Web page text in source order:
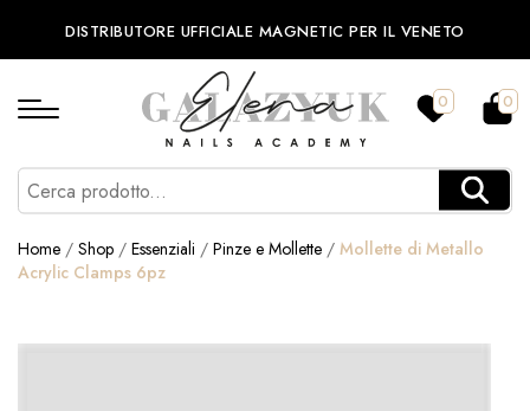
DISTRIBUTORE UFFICIALE MAGNETIC PER IL VENETO
0 0
Home / Shop / Essenziali / Pinze e Mollette / Mollette di Metallo
Acrylic Clamps 6pz